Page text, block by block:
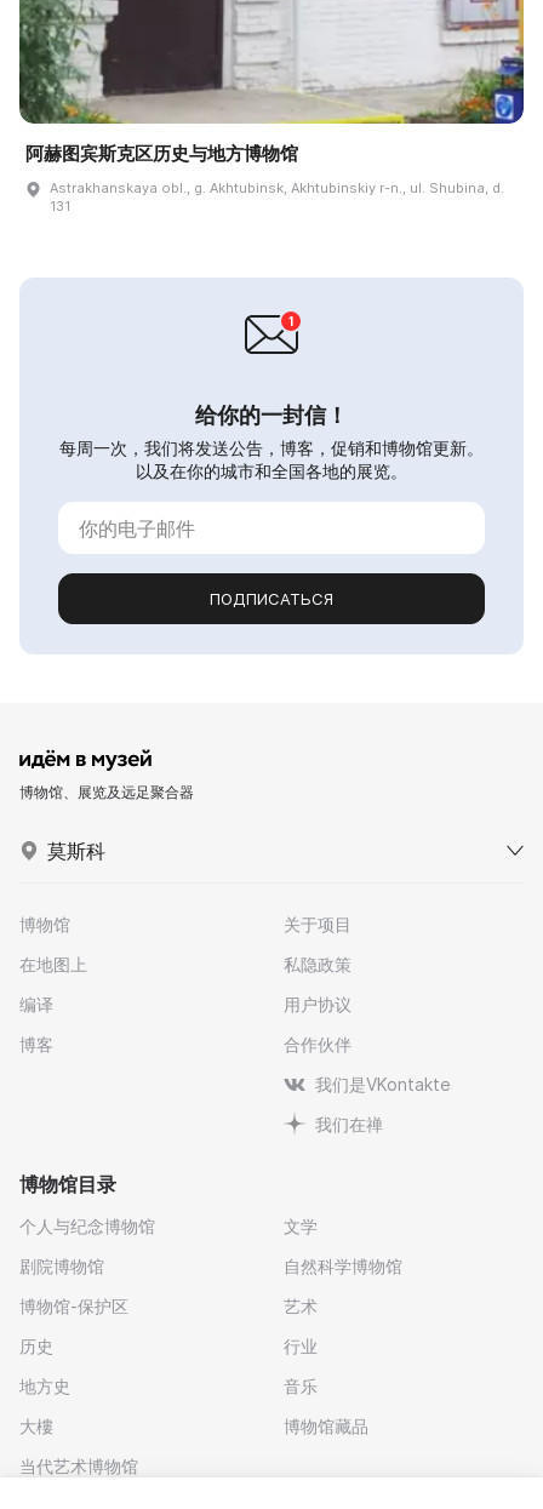
阿赫图宾斯克区历史与地方博物馆
Astrakhanskaya obl., g. Akhtubinsk, Akhtubinskiy r-n., ul. Shubina, d.
131
给你的一封信！
每周一次，我们将发送公告，博客，促销和博物馆更新。
以及在你的城市和全国各地的展览。
ПОДПИСАТЬСЯ
博物馆、展览及远足聚合器
莫斯科
博物馆
在地图上
编译
博客
关于项目
私隐政策
用户协议
合作伙伴
我们是VKontakte
我们在禅
博物馆目录
个人与纪念博物馆
剧院博物馆
博物馆-保护区
历史
地方史
大樓
当代艺术博物馆
文学
自然科学博物馆
艺术
行业
音乐
博物馆藏品